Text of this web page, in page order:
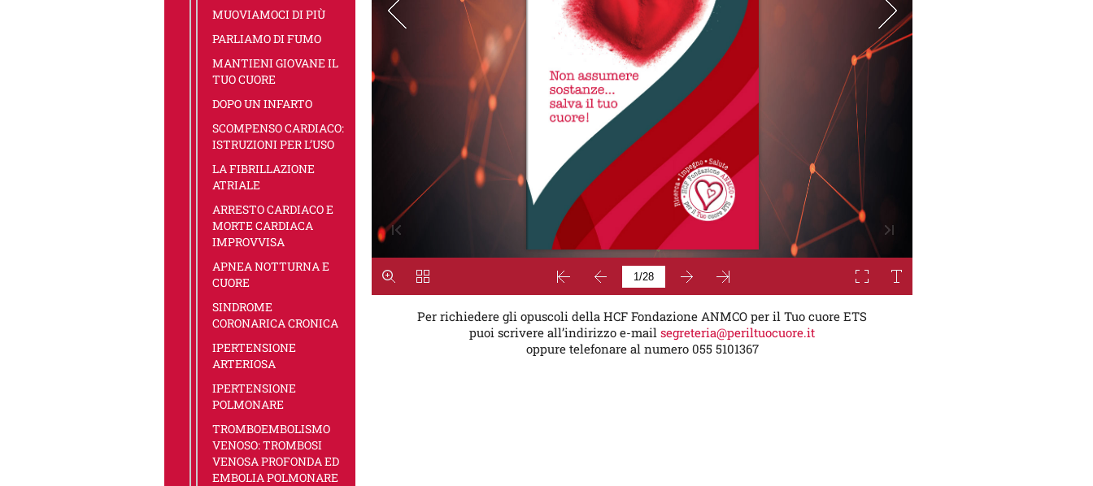
MUOVIAMOCI DI PIÙ
PARLIAMO DI FUMO
MANTIENI GIOVANE IL
TUO CUORE
DOPO UN INFARTO
SCOMPENSO CARDIACO:
ISTRUZIONI PER L’USO
LA FIBRILLAZIONE
ATRIALE
ARRESTO CARDIACO E
MORTE CARDIACA
IMPROVVISA
APNEA NOTTURNA E
CUORE
SINDROME
CORONARICA CRONICA
IPERTENSIONE
ARTERIOSA
IPERTENSIONE
POLMONARE
TROMBOEMBOLISMO
VENOSO: TROMBOSI
VENOSA PROFONDA ED
EMBOLIA POLMONARE
Per richiedere gli opuscoli della HCF Fondazione ANMCO per il Tuo cuore ETS
puoi scrivere all’indirizzo e-mailsegreteria@periltuocuore.it
oppure telefonare al numero 055 5101367